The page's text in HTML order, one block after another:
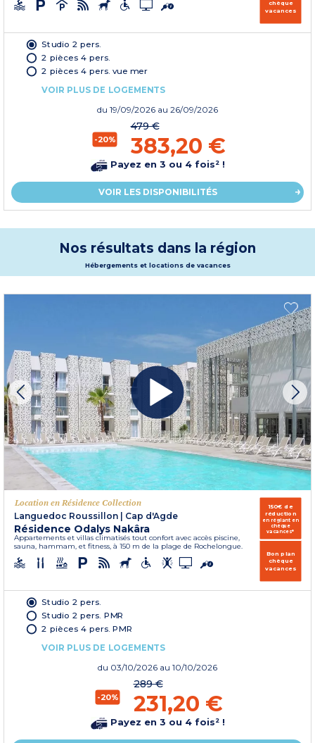
chèque
vacances
Studio 2 pers.
2 pièces 4 pers.
2 pièces 4 pers. vue mer
VOIR PLUS DE LOGEMENTS
du 19/09/2026 au 26/09/2026
-20%
479 €
383,20 €
Payez en 3 ou 4 fois² !
VOIR LES DISPONIBILITÉS
Nos résultats dans la région
Hébergements et locations de vacances
Location en Résidence Collection
Languedoc Roussillon
Cap d'Agde
Résidence Odalys Nakâra
Appartements et villas climatisés tout confort avec accès piscine,
sauna, hammam, et fitness, à 150 m de la plage de Rochelongue.
150€ de
réduction
en réglant en
chèque
vacances*
Bon plan
chèque
vacances
Studio 2 pers.
Studio 2 pers. PMR
2 pièces 4 pers. PMR
VOIR PLUS DE LOGEMENTS
du 03/10/2026 au 10/10/2026
-20%
289 €
231,20 €
Payez en 3 ou 4 fois² !